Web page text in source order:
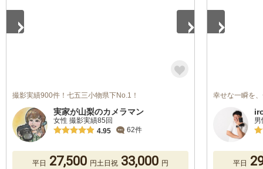
撮影実績900件！七五三小物県下No.1！
実家が山梨のカメラマン
女性 撮影実績85回
4.95
62件
平日 27,500 円土日祝 33,000 円
幸せな一瞬を
男
平日